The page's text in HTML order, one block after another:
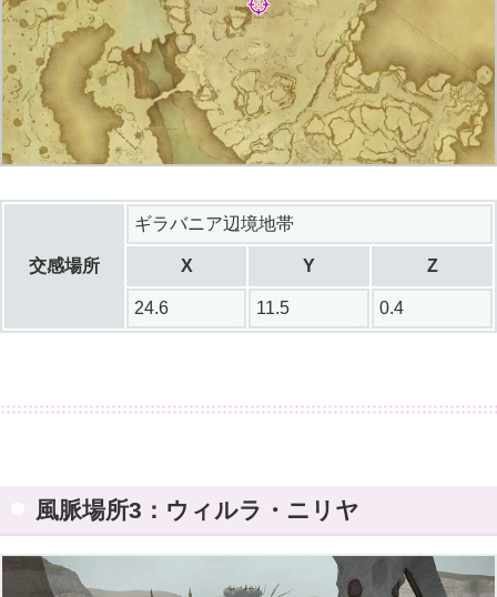
交感場所
ギラバニア辺境地帯
X Y Z
24.6 11.5 0.4
風脈場所3：ウィルラ・ニリヤ